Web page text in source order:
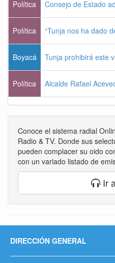
Política Consejo de Estado
Política “Tunja nos ha dado
Boyacá Tunja prohibirá este
Política Alcalde Rafael
Conoce el sistema radial
Radio & TV. Donde sus
pueden complacer su oido
con un variado listado de
Ir
DIRECCIÓN GENERAL